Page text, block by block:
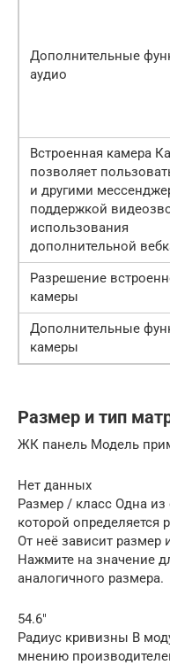
Дополнительные
аудио
Встроенная камера
позволяет
и другими
поддержкой
использования
дополнительной
Разрешение
камеры
Дополнительные
камеры
Размер и тип
ЖК панель Модель
Нет данных
Размер / класс Одна из
которой определяется
От неё зависит размер
Нажмите на значение
аналогичного размера.
54.6″
Радиус кривизны В
мнению